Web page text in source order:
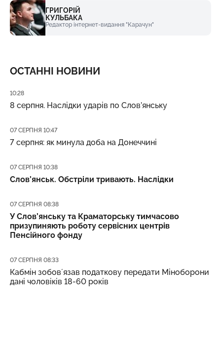
ГРИГОРІЙ
КУЛЬБАКА
Редактор інтернет-видання "Карачун"
ОСТАННІ НОВИНИ
Дата публікації
10:28
8 серпня. Наслідки ударів по Слов’янську
Дата публікації
07 СЕРПНЯ 10:47
7 серпня: як минула доба на Донеччині
Дата публікації
07 СЕРПНЯ 10:38
Слов’янськ. Обстріли тривають. Наслідки
Дата публікації
07 СЕРПНЯ 08:38
У Слов’янську та Краматорську тимчасово
призупиняють роботу сервісних центрів
Пенсійного фонду
Дата публікації
07 СЕРПНЯ 08:33
Кабмін зобовʼязав податкову передати Міноборони
дані чоловіків 18-60 років